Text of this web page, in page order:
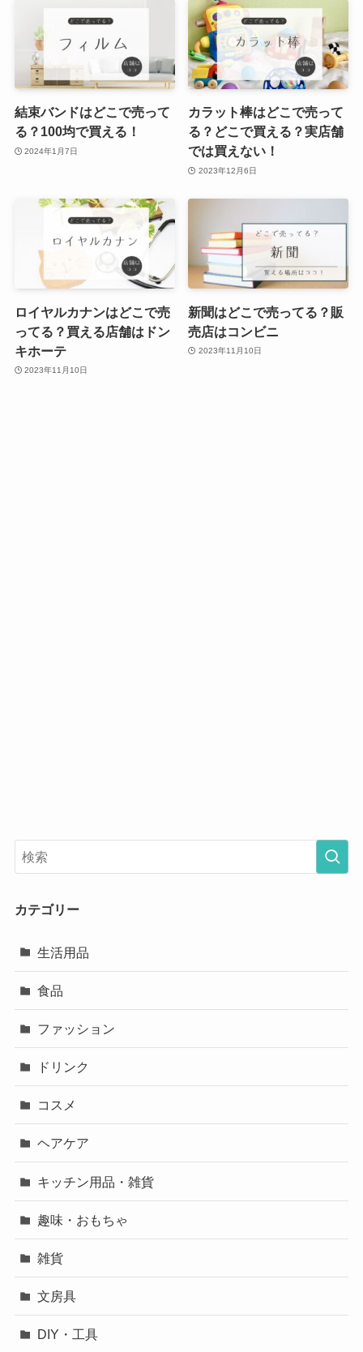
結束バンドはどこで売って
る？100均で買える！
2024年1月7日
カラット棒はどこで売って
る？どこで買える？実店舗
では買えない！
2023年12月6日
ロイヤルカナンはどこで売
ってる？買える店舗はドン
キホーテ
2023年11月10日
新聞はどこで売ってる？販
売店はコンビニ
2023年11月10日
カテゴリー
生活用品
食品
ファッション
ドリンク
コスメ
ヘアケア
キッチン用品・雑貨
趣味・おもちゃ
雑貨
文房具
DIY・工具